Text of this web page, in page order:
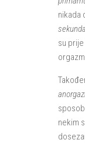
nikada
su
nekim